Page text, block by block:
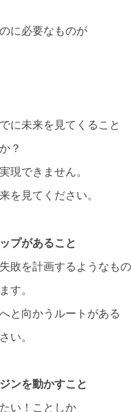
に必要なものが
に未来を見てくること
？
現できません。
を見てください。
プがあること
敗を計画するようなもの
す。
と向かうルートがある
い。
ンを動かすこと
い！ことしか